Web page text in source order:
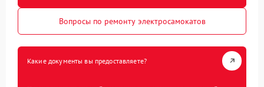
Вопросы по ремонту электросамокатов
Какие документы вы предоставляете?